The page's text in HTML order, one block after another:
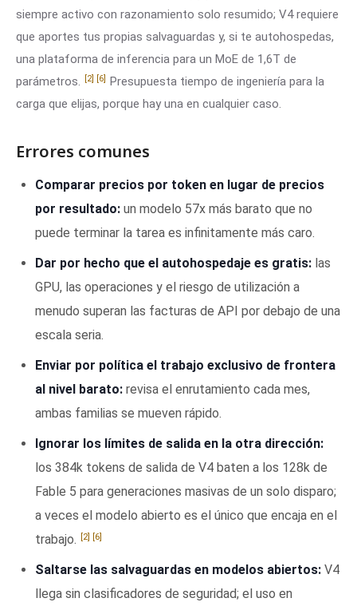
siempre activo con razonamiento solo resumido; V4 requiere
que aportes tus propias salvaguardas y, si te autohospedas,
una plataforma de inferencia para un MoE de 1,6T de
parámetros.
[2] [6]
Presupuesta tiempo de ingeniería para la
carga que elijas, porque hay una en cualquier caso.
Errores comunes
Comparar precios por token en lugar de precios
por resultado: un modelo 57x más barato que no
puede terminar la tarea es infinitamente más caro.
Dar por hecho que el autohospedaje es gratis: las
GPU, las operaciones y el riesgo de utilización a
menudo superan las facturas de API por debajo de una
escala seria.
Enviar por política el trabajo exclusivo de frontera
al nivel barato: revisa el enrutamiento cada mes,
ambas familias se mueven rápido.
Ignorar los límites de salida en la otra dirección:
los 384k tokens de salida de V4 baten a los 128k de
Fable 5 para generaciones masivas de un solo disparo;
a veces el modelo abierto es el único que encaja en el
trabajo. [2] [6]
Saltarse las salvaguardas en modelos abiertos: V4
llega sin clasificadores de seguridad; el uso en